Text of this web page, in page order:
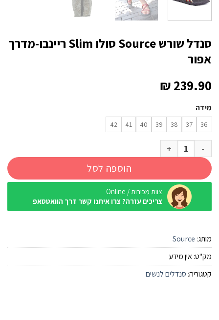
סנדל שורש Source סולו Slim ריינבו-מדרך
אפור
₪239.90
מידה
36
37
38
39
40
41
42
כמות של סנדל שורש Source סולו Slim ריינבו-מדרך אפור
הוספה לסל
צוות מכירות / Online
צריכים עזרה? צרו איתנו קשר דרך הוואטסאפ
מותג: Source
מק"ט:אין מידע
קטגוריה: סנדלים לנשים